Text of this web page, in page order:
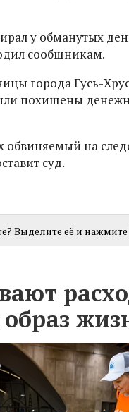
у обманутых
сообщникам.
города Гусь-
похищены
на
суд.
Выделите её и